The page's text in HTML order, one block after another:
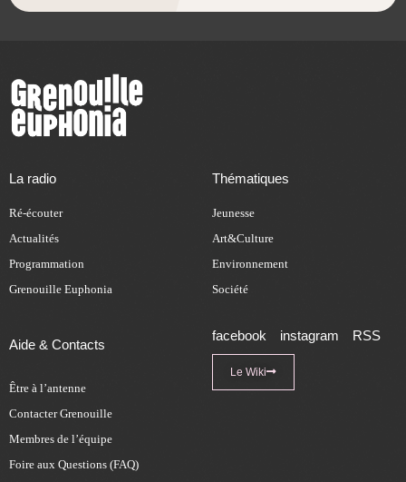
La radio
Ré-écouter
Actualités
Programmation
Grenouille Euphonia
Thématiques
Jeunesse
Art&Culture
Environnement
Société
Aide & Contacts
Être à l’antenne
Contacter Grenouille
Membres de l’équipe
Foire aux Questions (FAQ)
facebook instagram RSS
Le Wiki